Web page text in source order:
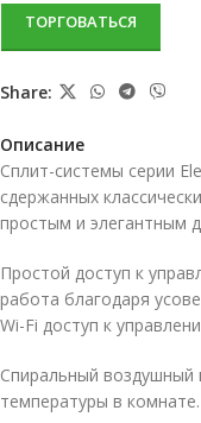
ТОРГОВАТЬСЯ
Share:
Описание
Сплит-системы серии
сдержанных
простым и элегантным
Простой доступ к
работа благодаря
Wi-Fi доступ к
Спиральный воздушный
температуры в комнате.